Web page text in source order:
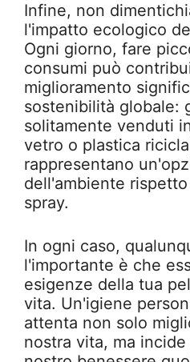
Infine, non
l'impatto ecologico
Ogni giorno, fare
consumi può
miglioramento
sostenibilità globale:
solitamente venduti
vetro o plastica
rappresentano
dell'ambiente
spray.
In ogni caso,
l'importante è che
esigenze della tua
vita. Un'igiene
attenta non solo
nostra vita, ma